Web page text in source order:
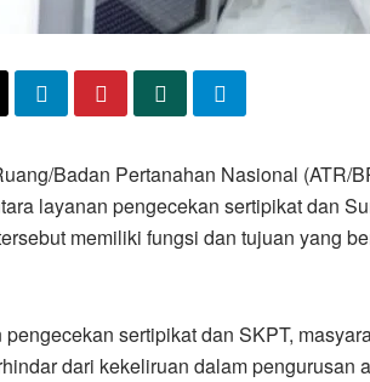
Badan Pertanahan Nasional (ATR/
layanan pengecekan sertipikat dan
memiliki fungsi dan tujuan yang
sertipikat dan SKPT,
dari kekeliruan dalam pengurusan